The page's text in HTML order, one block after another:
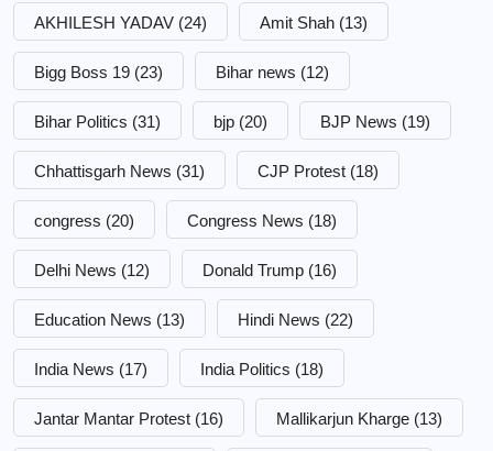
AKHILESH YADAV (24) Amit Shah (13)
Bigg Boss 19 (23) Bihar news (12)
Bihar Politics (31) bjp (20) BJP News (19)
Chhattisgarh News (31) CJP Protest (18)
congress (20) Congress News (18)
Delhi News (12) Donald Trump (16)
Education News (13) Hindi News (22)
India News (17) India Politics (18)
Jantar Mantar Protest (16) Mallikarjun Kharge (13)